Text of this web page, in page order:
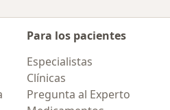
Para los pacientes
Especialistas
Clínicas
Pregunta al Experto